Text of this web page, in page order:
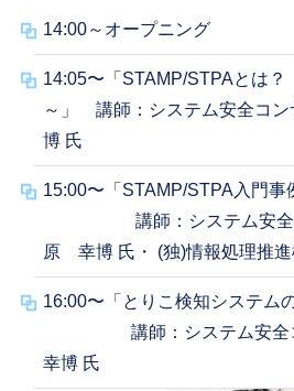
14:00～オープニング
14:05〜「STAMP/STPAとは
～」 講師：システム安全コ
博 氏
15:00〜「STAMP/STPA入門
講師：システム安全コ
原 幸博 氏・ (独)情報処理推進
16:00〜「とりこ検知システム
講師：システム安全コ
幸博 氏